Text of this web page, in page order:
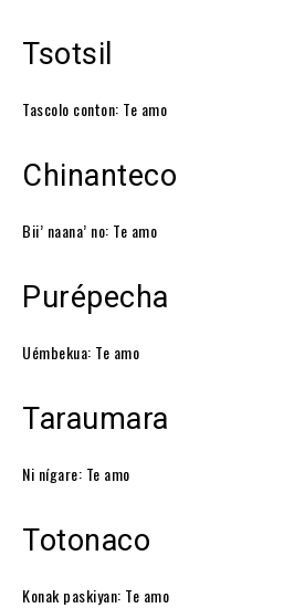
Tsotsil
Tascolo conton: Te amo
Chinanteco
Bii’ naana’ no: Te amo
Purépecha
Uémbekua: Te amo
Taraumara
Ni nígare: Te amo
Totonaco
Konak paskiyan: Te amo